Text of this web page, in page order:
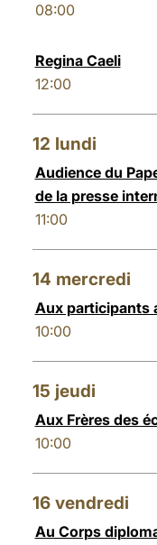
08:00
Regina Caeli
12:00
12 lundi
Audience du
de la presse
11:00
14 mercredi
Aux participants
10:00
15 jeudi
Aux Frères des
10:00
16 vendredi
Au Corps